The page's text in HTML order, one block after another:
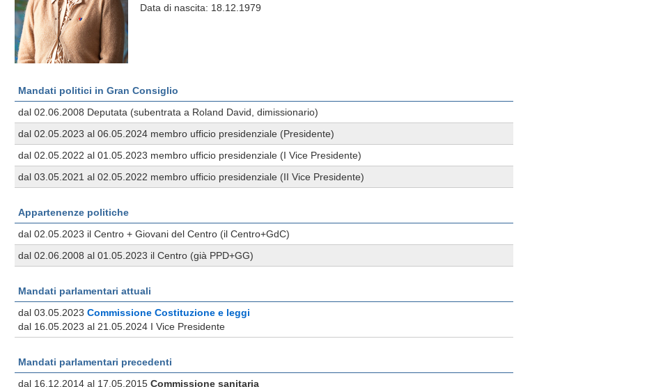
Data di nascita: 18.12.1979
Mandati politici in Gran Consiglio
dal 02.06.2008 Deputata (subentrata a Roland David, dimissionario)
dal 02.05.2023 al 06.05.2024 membro ufficio presidenziale (Presidente)
dal 02.05.2022 al 01.05.2023 membro ufficio presidenziale (I Vice Presidente)
dal 03.05.2021 al 02.05.2022 membro ufficio presidenziale (II Vice Presidente)
Appartenenze politiche
dal 02.05.2023 il Centro + Giovani del Centro (il Centro+GdC)
dal 02.06.2008 al 01.05.2023 il Centro (già PPD+GG)
Mandati parlamentari attuali
dal 03.05.2023 Commissione Costituzione e leggi
dal 16.05.2023 al 21.05.2024 I Vice Presidente
Mandati parlamentari precedenti
dal 16.12.2014 al 17.05.2015 Commissione sanitaria